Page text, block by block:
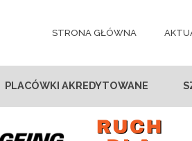
STRONA GŁÓWNA
PLACÓWKI AKREDYTOWANE